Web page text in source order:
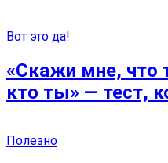
Вот это да!
«Скажи мне, что
кто ты» — тест,
Полезно